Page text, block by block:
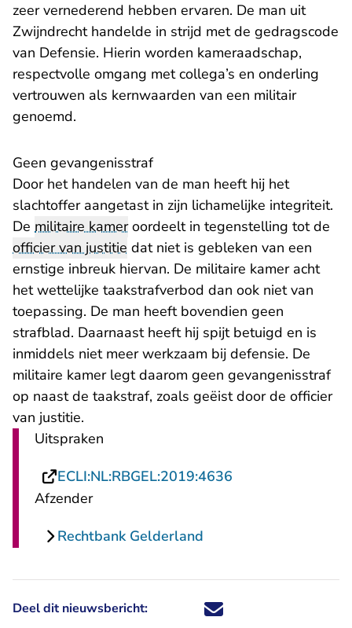
zeer vernederend hebben ervaren. De man uit
Zwijndrecht handelde in strijd met de gedragscode
van Defensie. Hierin worden kameraadschap,
respectvolle omgang met collega’s en onderling
vertrouwen als kernwaarden van een militair
genoemd.
Geen gevangenisstraf
Door het handelen van de man heeft hij het
slachtoffer aangetast in zijn lichamelijke integriteit.
De militaire kameroordeelt in tegenstelling tot de
officier van justitie dat niet is gebleken van een
ernstige inbreuk hiervan. De militaire kamer acht
het wettelijke taakstrafverbod dan ook niet van
toepassing. De man heeft bovendien geen
strafblad. Daarnaast heeft hij spijt betuigd en is
inmiddels niet meer werkzaam bij defensie. De
militaire kamer legt daarom geen gevangenisstraf
op naast de taakstraf, zoals geëist door de officier
van justitie.
Uitspraken
ECLI:NL:RBGEL:2019:4636
Afzender
Rechtbank Gelderland
Deel dit nieuwsbericht: Deel dit nieuwsbericht via X -
Deel dit nieuwsbericht via
Deel dit nieuwsbericht
Deel dit